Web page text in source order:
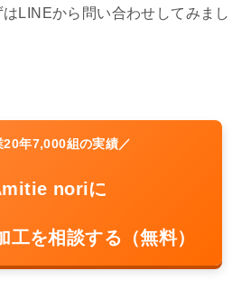
LINEから問い合わせしてみまし
20年7,000組の実績／
noriに
工を相談する（無料）